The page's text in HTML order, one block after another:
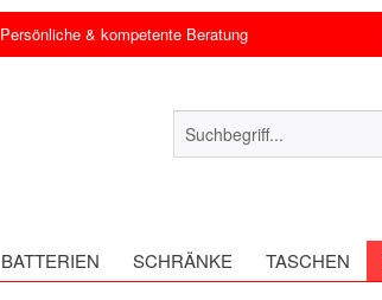
Persönliche & kompetente Beratung
BATTERIEN SCHRÄNKE TASCHEN